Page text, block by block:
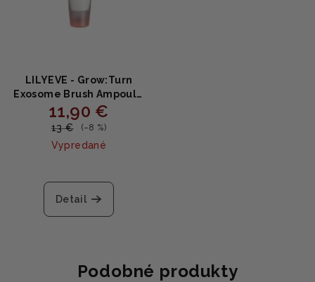
LILYEVE - Grow:Turn
Exosome Brush Ampoule
MINI - Ampoula pre
hustejšie a silnejšie vlasy
11,90 €
13 € (–8 %)
Vypredané
Detail
Podobné produkty